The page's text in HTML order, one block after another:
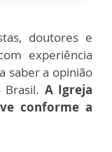
doutores e
experiência
saber a opinião
A Igreja
conforme a